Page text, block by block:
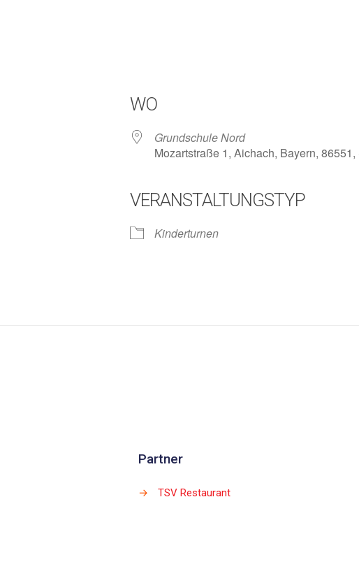
iCalendar
WO
Grundschule Nord
Mozartstraße 1, Aichach, Bayern,
VERANSTALTUNGSTYP
Kinderturnen
Partner
→ TSV Restaurant